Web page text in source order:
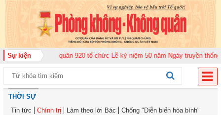
Sự kiện
đoàn Không quân 920 tổ chức Lễ kỷ niệm 50 năm Ngày truyền thống (12-
THỜI SỰ
Tin tức
Chính trị Làm theo lời Bác Chống "Diễn biến hòa bình"